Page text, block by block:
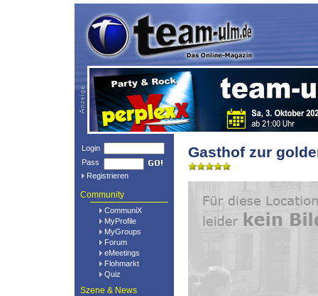
Login
Pass
Registrieren
Community
CommuniX
MyProfile
MyGroups
Forum
eMeetings
Flohmarkt
Quiz
Szene & News
Gasthof zur